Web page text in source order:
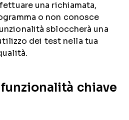
una richiamata,
o non conosce
sbloccherà una
dei test nella tua
chiave